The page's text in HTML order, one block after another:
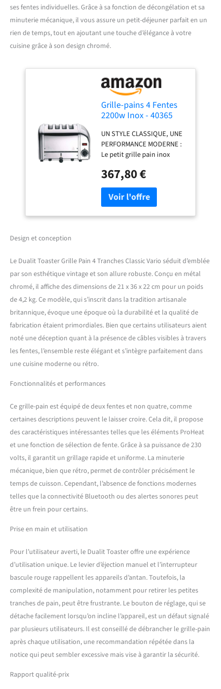
ses fentes individuelles. Grâce à sa fonction de décongélation et sa
minuterie mécanique, il vous assure un petit-déjeuner parfait en un
rien de temps, tout en ajoutant une touche d’élégance à votre
cuisine grâce à son design chromé.
Grille-pains 4 Fentes
2200w Inox - 40365
UN STYLE CLASSIQUE, UNE
PERFORMANCE MODERNE :
Le petit grille pain inox
Vous pouvez décongeler vos
tartines, régler le degré de
grillage avec la molette
spéciale, mais aussi vider
les miettes en un clin d'œil
et intemporel de la marque
emblématique Dualit et
d'une technologie moderne
à faible consommation
d'énergie. FABRIQUÉ À LA
MAIN ET INTÉGRALEMENT
RÉPARABLE : Chaque petit
grille pain vintage est
entièrement assemblé à la
main dans notre usine au
l'assembleur qui a construit
plaque du dessous. Ce grille-
pain Classic est un produit
durable composé de pièces
réparables ou remplaçables
en cas de besoin. ÉLÉMENTS
PROHEAT : Exclusivité de
chez Dualit, les éléments
ProHeat possèdent une
plaque de protection
blindée les rendant
métallique, une meilleure
répartition de la chaleur
pour des toasts, muffins,
sandwiches et petits
gâteaux plus savoureux.
FONCTIONS NOVATRICES :
Grâce au bouton de
sélection de fentes, vous
pouvez choisir de faire
griller 2 ou 4 tranches de
pain à la fois, tandis que le
367,80 €
Design et conception
Le Dualit Toaster Grille Pain 4 Tranches Classic Vario séduit d’emblée
par son esthétique vintage et son allure robuste. Conçu en métal
chromé, il affiche des dimensions de 21 x 36 x 22 cm pour un poids
de 4,2 kg. Ce modèle, qui s’inscrit dans la tradition artisanale
britannique, évoque une époque où la durabilité et la qualité de
fabrication étaient primordiales. Bien que certains utilisateurs aient
noté une déception quant à la présence de câbles visibles à travers
les fentes, l’ensemble reste élégant et s’intègre parfaitement dans
une cuisine moderne ou rétro.
Fonctionnalités et performances
Ce grille-pain est équipé de deux fentes et non quatre, comme
certaines descriptions peuvent le laisser croire. Cela dit, il propose
des caractéristiques intéressantes telles que les éléments ProHeat
et une fonction de sélection de fente. Grâce à sa puissance de 230
volts, il garantit un grillage rapide et uniforme. La minuterie
mécanique, bien que rétro, permet de contrôler précisément le
temps de cuisson. Cependant, l’absence de fonctions modernes
telles que la connectivité Bluetooth ou des alertes sonores peut
être un frein pour certains.
Prise en main et utilisation
Pour l’utilisateur averti, le Dualit Toaster offre une expérience
d’utilisation unique. Le levier d’éjection manuel et l’interrupteur
bascule rouge rappellent les appareils d’antan. Toutefois, la
complexité de manipulation, notamment pour retirer les petites
tranches de pain, peut être frustrante. Le bouton de réglage, qui se
détache facilement lorsqu’on incline l’appareil, est un défaut signalé
par plusieurs utilisateurs. Il est conseillé de débrancher le grille-pain
après chaque utilisation, une recommandation répétée dans la
notice qui peut sembler excessive mais vise à garantir la sécurité.
Rapport qualité-prix